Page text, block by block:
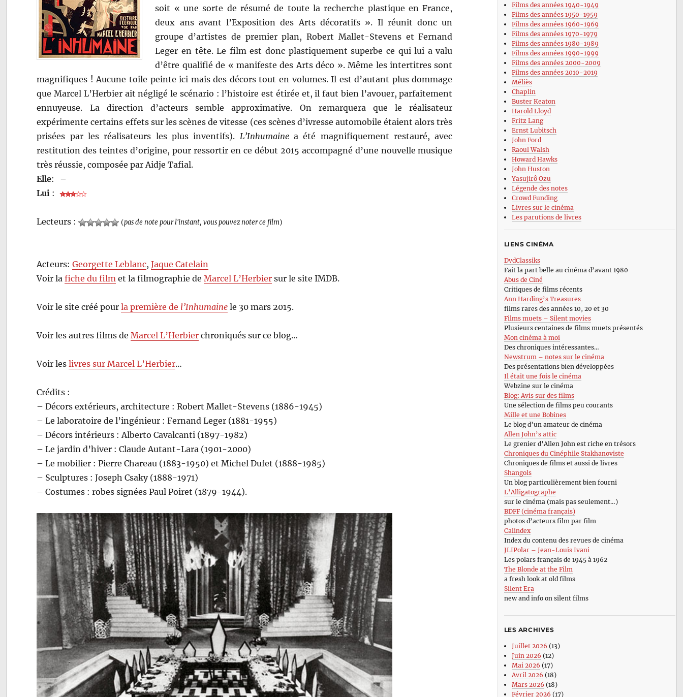
soit « une sorte de résumé de toute la recherche plastique en France,
deux ans avant l’Exposition des Arts décoratifs ». Il réunit donc un
groupe d’artistes de premier plan, Robert Mallet-Stevens et Fernand
Leger en tête. Le film est donc plastiquement superbe ce qui lui a valu
d’être qualifié de « manifeste des Arts déco ». Même les intertitres sont
magnifiques ! Aucune toile peinte ici mais des décors tout en volumes. Il est d’autant plus dommage
que Marcel L’Herbier ait négligé le scénario : l’histoire est étirée et, il faut bien l’avouer, parfaitement
ennuyeuse. La direction d’acteurs semble approximative. On remarquera que le réalisateur
expérimente certains effets sur les scènes de vitesse (ces scènes d’ivresse automobile étaient alors très
prisées par les réalisateurs les plus inventifs). L’Inhumainea été magnifiquement restauré, avec
restitution des teintes d’origine, pour ressortir en ce début 2015 accompagné d’une nouvelle musique
très réussie, composée par Aidje Tafial.
Elle:
–
Lui :
Lecteurs : (pas de note pour l'instant, vous pouvez noter ce film)
Acteurs:Georgette Leblanc,Jaque Catelain
Voir lafiche du film et la filmographie deMarcel L’Herbier sur le site IMDB.
Voir le site créé pourla première de l’Inhumaine le 30 mars 2015.
Voir les autres films deMarcel L’Herbier chroniqués sur ce blog…
Voir leslivres sur Marcel L’Herbier…
Crédits :
– Décors extérieurs, architecture : Robert Mallet-Stevens (1886-1945)
– Le laboratoire de l’ingénieur : Fernand Leger (1881-1955)
– Décors intérieurs : Alberto Cavalcanti (1897-1982)
– Le jardin d’hiver : Claude Autant-Lara (1901-2000)
– Le mobilier : Pierre Chareau (1883-1950) et Michel Dufet (1888-1985)
– Sculptures : Joseph Csaky (1888-1971)
– Costumes : robes signées Paul Poiret (1879-1944).
Films des années 1940-1949
Films des années 1950-1959
Films des années 1960-1969
Films des années 1970-1979
Films des années 1980-1989
Films des années 1990-1999
Films des années 2000-2009
Films des années 2010-2019
Méliès
Chaplin
Buster Keaton
Harold Lloyd
Fritz Lang
Ernst Lubitsch
John Ford
Raoul Walsh
Howard Hawks
John Huston
Yasujirô Ozu
Légende des notes
Crowd Funding
Livres sur le cinéma
Les parutions de livres
LIENS CINÉMA
DvdClassiks
Fait la part belle au cinéma d’avant 1980
Abus de Ciné
Critiques de films récents
Ann Harding’s Treasures
films rares des années 10, 20 et 30
Films muets – Silent movies
Plusieurs centaines de films muets présentés
Mon cinéma à moi
Des chroniques intéressantes…
Newstrum – notes sur le cinéma
Des présentations bien développées
Il était une fois le cinéma
Webzine sur le cinéma
Blog: Avis sur des films
Une sélection de films peu courants
Mille et une Bobines
Le blog d’un amateur de cinéma
Allen John’s attic
Le grenier d’Allen John est riche en trésors
Chroniques du Cinéphile Stakhanoviste
Chroniques de films et aussi de livres
Shangols
Un blog particulièrement bien fourni
L’Alligatographe
sur le cinéma (mais pas seulement…)
BDFF (cinéma français)
photos d’acteurs film par film
Calindex
Index du contenu des revues de cinéma
JLIPolar – Jean-Louis Ivani
Les polars français de 1945 à 1962
The Blonde at the Film
a fresh look at old films
Silent Era
new and info on silent films
LES ARCHIVES
Juillet 2026 (13)
Juin 2026 (12)
Mai 2026 (17)
Avril 2026 (18)
Mars 2026 (18)
Février 2026 (17)